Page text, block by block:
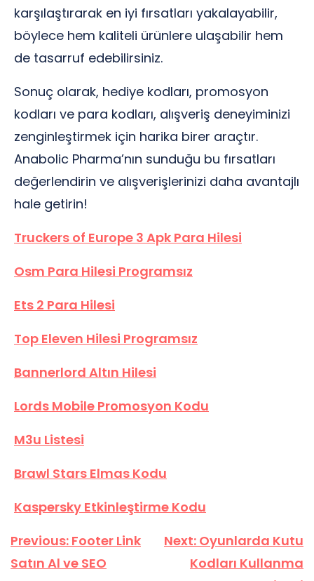
karşılaştırarak en iyi fırsatları yakalayabilir,
böylece hem kaliteli ürünlere ulaşabilir hem
de tasarruf edebilirsiniz.
Sonuç olarak, hediye kodları, promosyon
kodları ve para kodları, alışveriş deneyiminizi
zenginleştirmek için harika birer araçtır.
Anabolic Pharma’nın sunduğu bu fırsatları
değerlendirin ve alışverişlerinizi daha avantajlı
hale getirin!
Truckers of Europe 3 Apk Para Hilesi
Osm Para Hilesi Programsız
Ets 2 Para Hilesi
Top Eleven Hilesi Programsız
Bannerlord Altın Hilesi
Lords Mobile Promosyon Kodu
M3u Listesi
Brawl Stars Elmas Kodu
Kaspersky Etkinleştirme Kodu
Yazı
gezinmesi
Previous: Footer Link
Satın Al ve SEO
Next: Oyunlarda Kutu
Kodları Kullanma